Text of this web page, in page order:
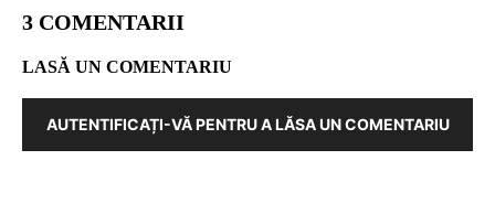
3 COMENTARII
LASĂ UN COMENTARIU
AUTENTIFICAȚI-VĂ PENTRU A LĂSA UN COMENTARIU